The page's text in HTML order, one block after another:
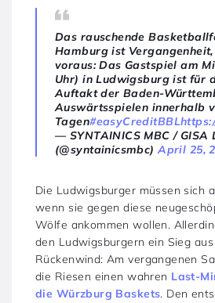
Das rauschende
Hamburg ist
voraus: Das Gastspiel am
Uhr) in Ludwigsburg ist für
Auftakt der Baden-
Auswärtsspielen innerhalb
Tagen#easyCreditBBL
— SYNTAINICS MBC / GISA
(@syntainicsmbc)April 25,
Die Ludwigsburger müssen sich
wenn sie gegen diese
Wölfe ankommen wollen.
den Ludwigsburgern ein Sieg
Rückenwind: Am vergangenen
die Riesen einen wahren Last-
die Würzburg Baskets. Den